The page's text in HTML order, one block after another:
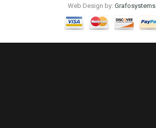
Web Design by: Grafosystems